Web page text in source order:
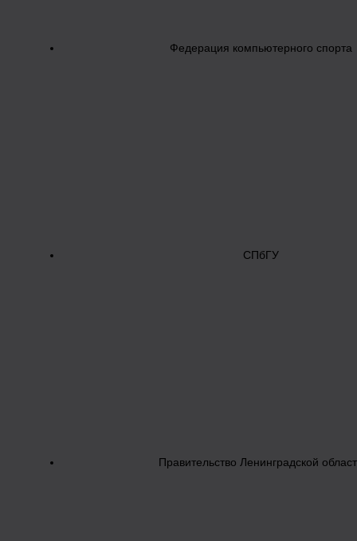
Федерация компьютерного спорта
СПбГУ
Правительство Ленинградской